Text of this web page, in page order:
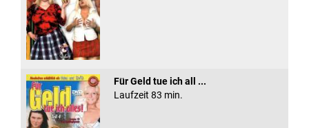
Für Geld tue ich all ...
Laufzeit 83 min.